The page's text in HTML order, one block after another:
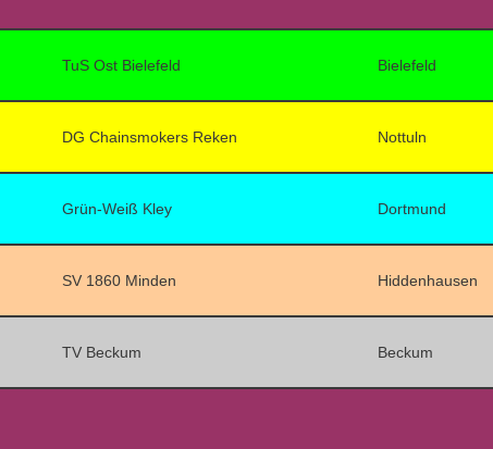
TuS Ost Bielefeld Bielefeld
DG Chainsmokers Reken Nottuln
Grün-Weiß Kley Dortmund
SV 1860 Minden Hiddenhausen
TV Beckum Beckum